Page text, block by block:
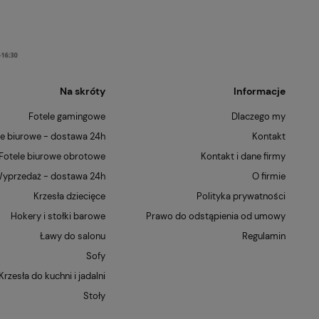
Na skróty
Fotele gamingowe
biurowe - dostawa 24h
Fotele biurowe obrotowe
- dostawa 24h
Krzesła dziecięce
Hokery i stołki barowe
Ławy do salonu
Sofy
Krzesła do kuchni i jadalni
Stoły
Informacje
Dlaczego my
Kontakt
Kontakt i dane firmy
O firmie
Polityka prywatności
Prawo do odstąpienia od umowy
Regulamin